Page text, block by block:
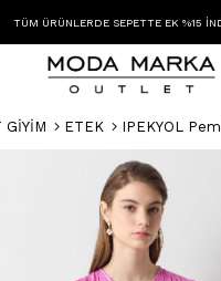
TÜM ÜRÜNLERDE SEPETTE EK %15
GİYİM ETEK IPEKYOL